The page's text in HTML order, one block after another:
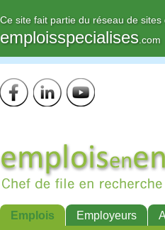
Ce site fait partie du réseau de sites
emploisspecialises .com
Emplois Employeurs